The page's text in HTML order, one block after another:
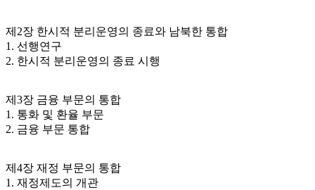
제2장 한시적 분리운영의 종료와 남북한 통합
1. 선행연구
2. 한시적 분리운영의 종료 시행
제3장 금융 부문의 통합
1. 통화 및 환율 부문
2. 금융 부문 통합
제4장 재정 부문의 통합
1. 재정제도의 개관